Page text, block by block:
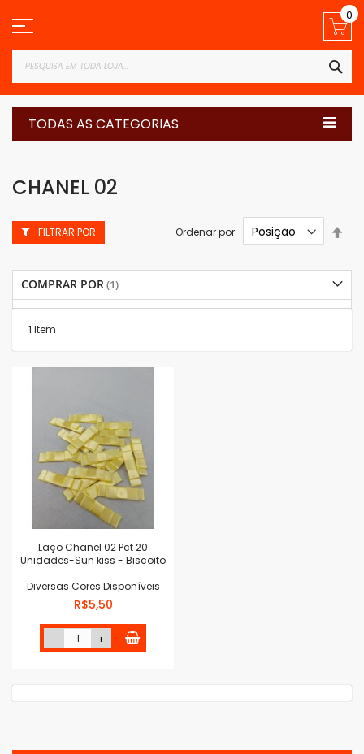
para
o
0
TODAS AS CATEGORIAS
CHANEL 02
1 Item
Ordenar por
Laço Chanel 02 Pct 20
Unidades-Sun kiss - Biscoito
Diversas Cores Disponíveis
R$5,50
- +
FILTRAR POR
COMPRAR POR